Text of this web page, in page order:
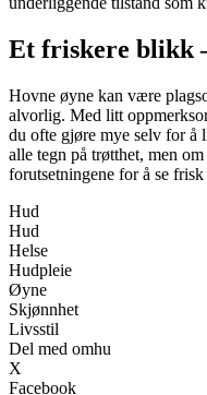
Et friskere blikk
Hovne øyne kan være
alvorlig. Med litt
du ofte gjøre mye selv for å
alle tegn på trøtthet, men
forutsetningene for å se
Hud
Hud
Helse
Hudpleie
Øyne
Skjønnhet
Livsstil
Del med omhu
X
Facebook